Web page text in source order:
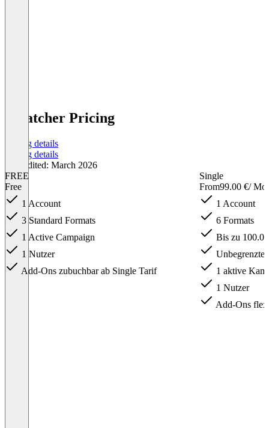
Scratcher Pricing
Pricing details
Pricing details
Last edited: March 2026
FREE
Free
1 Account
3 Standard Formats
1 Active Campaign
1 Nutzer
Add-Ons zubuchbar ab Single Tarif
Single
From99.00 €/
1 Account
6 Formats
Bis zu
Unbegrenzte
1 aktive
1 Nutzer
Add-Ons